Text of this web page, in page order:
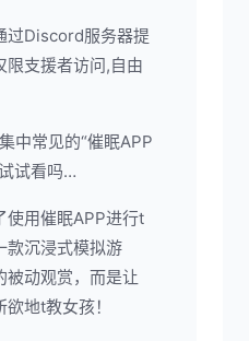
过Discord服务器提
限支援者访问,自由
中常见的“催眠APP
试看吗…
使用催眠APP进行t
款沉浸式模拟游
被动观赏，而是让
地t教女孩！